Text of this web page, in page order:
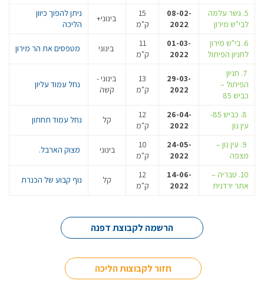
5. גשר עלמה
לבי"ש מירון
08-02-
2022
15
ק"מ
בינוני+
ניתן להפוך כיוון
הליכה
6. בי"ש מירון
לחניון הפיתול
01-03-
2022
11
ק"מ
בינוני מטפסים את הר מירון
7. חניון
הפיתול –
כביש 85
29-03-
2022
13
ק"מ
בינוני -
קשה
נחל עמוד עליון
8. כביש 85-
עין נון
26-04-
2022
12
ק"מ
קל נחל עמוד תחתון
9. עין נון –
מצפה
24-05-
2022
10
ק"מ
בינוני מצוק הארבל.
10. טבריה –
אתר ירדנית
14-06-
2022
12
ק"מ
קל נוף קבוע של הכנרת
הרשמה לקבוצת דפנה
חזור לקבוצות הליכה